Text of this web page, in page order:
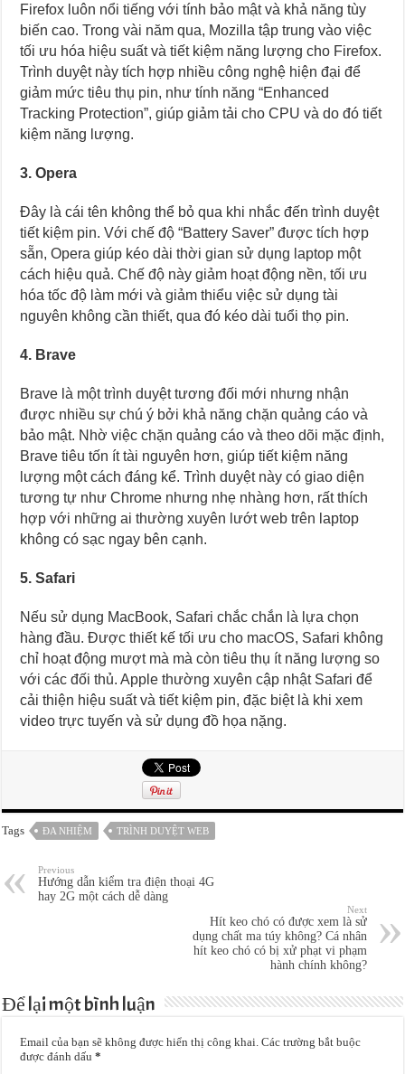
Firefox luôn nổi tiếng với tính bảo mật và khả năng tùy
biến cao. Trong vài năm qua, Mozilla tập trung vào việc
tối ưu hóa hiệu suất và tiết kiệm năng lượng cho Firefox.
Trình duyệt này tích hợp nhiều công nghệ hiện đại để
giảm mức tiêu thụ pin, như tính năng “Enhanced
Tracking Protection”, giúp giảm tải cho CPU và do đó tiết
kiệm năng lượng.
3. Opera
Đây là cái tên không thể bỏ qua khi nhắc đến trình duyệt
tiết kiệm pin. Với chế độ “Battery Saver” được tích hợp
sẵn, Opera giúp kéo dài thời gian sử dụng laptop một
cách hiệu quả. Chế độ này giảm hoạt động nền, tối ưu
hóa tốc độ làm mới và giảm thiểu việc sử dụng tài
nguyên không cần thiết, qua đó kéo dài tuổi thọ pin.
4. Brave
Brave là một trình duyệt tương đối mới nhưng nhận
được nhiều sự chú ý bởi khả năng chặn quảng cáo và
bảo mật. Nhờ việc chặn quảng cáo và theo dõi mặc định,
Brave tiêu tốn ít tài nguyên hơn, giúp tiết kiệm năng
lượng một cách đáng kể. Trình duyệt này có giao diện
tương tự như Chrome nhưng nhẹ nhàng hơn, rất thích
hợp với những ai thường xuyên lướt web trên laptop
không có sạc ngay bên cạnh.
5. Safari
Nếu sử dụng MacBook, Safari chắc chắn là lựa chọn
hàng đầu. Được thiết kế tối ưu cho macOS, Safari không
chỉ hoạt động mượt mà mà còn tiêu thụ ít năng lượng so
với các đối thủ. Apple thường xuyên cập nhật Safari để
cải thiện hiệu suất và tiết kiệm pin, đặc biệt là khi xem
video trực tuyến và sử dụng đồ họa nặng.
Tags ĐA NHIỆM TRÌNH DUYỆT WEB
Previous
Hướng dẫn kiểm tra điện thoại 4G
hay 2G một cách dễ dàng
Next
Hít keo chó có được xem là sử
dụng chất ma túy không? Cá nhân
hít keo chó có bị xử phạt vi phạm
hành chính không?
Để lại một bình luận
Email của bạn sẽ không được hiển thị công khai. Các trường bắt buộc
được đánh dấu*